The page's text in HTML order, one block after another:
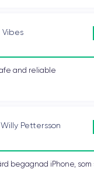
and reliable
Pettersson
begagnad iPhone, som